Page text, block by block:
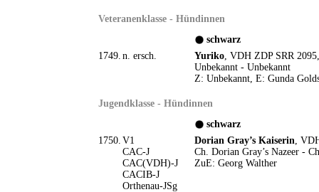
Veteranenklasse - Hündinnen
schwarz
1749. n. ersch. Yuriko, VDH ZDP SRR
Unbekannt - Unbekannt
Z: Unbekannt, E: Gunda
Jugendklasse - Hündinnen
schwarz
1750. V1
CAC-J
CAC(VDH)-J
CACIB-J
Orthenau-JSg
Dorian Gray’s Kaiserin,
Ch. Dorian Gray’s Nazeer -
ZuE: Georg Walther